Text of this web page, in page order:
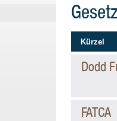
Kürzel
Dodd
FATCA